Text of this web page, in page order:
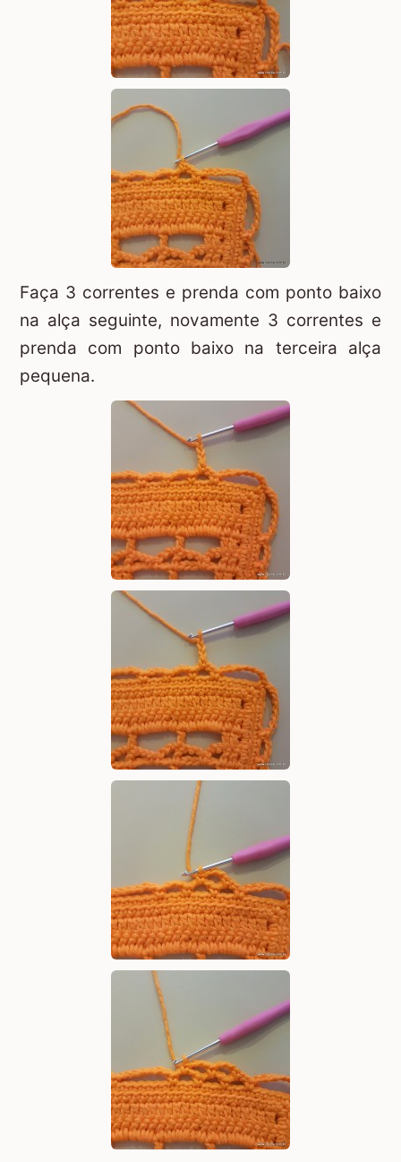
Faça 3 correntes e prenda com ponto baixo
na alça seguinte, novamente 3 correntes e
prenda com ponto baixo na terceira alça
pequena.